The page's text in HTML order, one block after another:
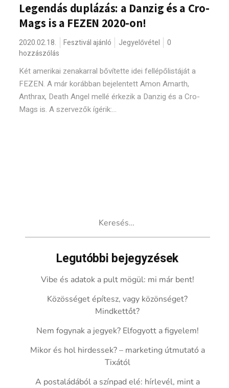
Legendás duplázás: a Danzig és a Cro-
Mags is a FEZEN 2020-on!
2020.02.18. Fesztivál ajánló Jegyelővétel
0
hozzászólás
Két amerikai zenakarral bővítette idei fellépőlistáját a
FEZEN. A már korábban bejelentett Amon Amarth,
Anthrax, Death Angel mellé érkezik a Danzig és a Cro-
Mags is. A szervezők ígérik:...
Legutóbbi bejegyzések
Vibe és adatok a pult mögül: mi már bent!
Közösséget építesz, vagy közönséget?
Mindkettőt?
Nem fogynak a jegyek? Elfogyott a figyelem!
Mikor és hol hirdessek? – marketing útmutató a
Tixától
A postaládából a színpad elé: hírlevél, mint a